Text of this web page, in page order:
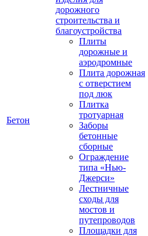
Бетон
дорожного
строительства и
благоустройства
Плиты
дорожные и
аэродромные
Плита дорожная
с отверстием
под люк
Плитка
тротуарная
Заборы
бетонные
сборные
Ограждение
типа «Нью-
Джерси»
Лестничные
сходы для
мостов и
путепроводов
Площадки для